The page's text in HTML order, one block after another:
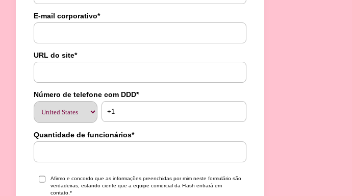
E-mail corporativo*
URL do site*
Número de telefone com DDD*
Quantidade de funcionários*
Afirmo e concordo que as informações preenchidas por mim neste formulário são
verdadeiras, estando ciente que a equipe comercial da Flash entrará em
contato. *